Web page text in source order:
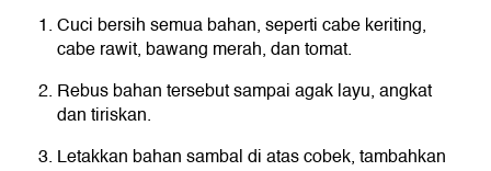
Cuci bersih semua bahan, seperti cabe keriting,
cabe rawit, bawang merah, dan tomat.
Rebus bahan tersebut sampai agak layu, angkat
dan tiriskan.
Letakkan bahan sambal di atas cobek, tambahkan